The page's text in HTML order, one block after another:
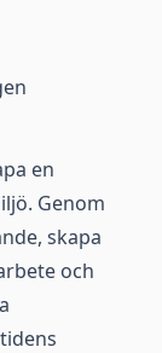
en
Genom
skapa
och